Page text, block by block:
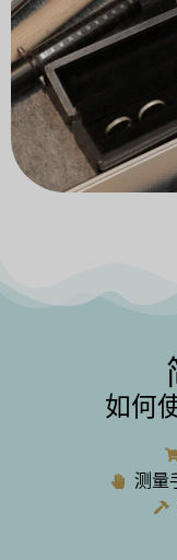
如何
测量